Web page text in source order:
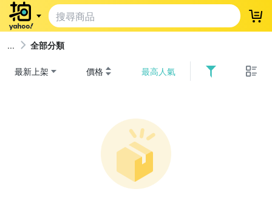
登
全部分類
最新上架 價格 最高人氣